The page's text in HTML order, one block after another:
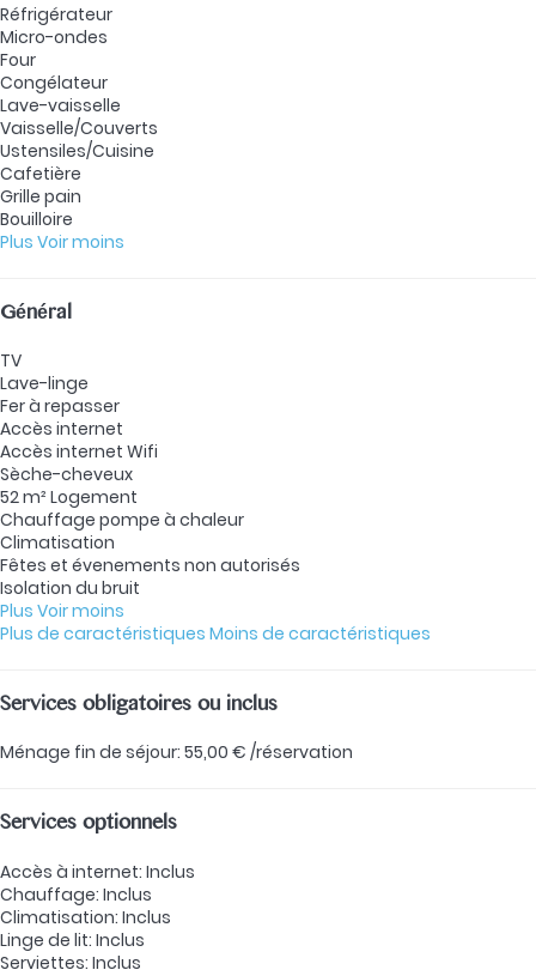
Réfrigérateur
Micro-ondes
Four
Congélateur
Lave-vaisselle
Vaisselle/Couverts
Ustensiles/Cuisine
Cafetière
Grille pain
Bouilloire
Plus Voir moins
Général
TV
Lave-linge
Fer à repasser
Accès internet
Accès internet Wifi
Sèche-cheveux
52 m² Logement
Chauffage pompe à chaleur
Climatisation
Fêtes et évenements non autorisés
Isolation du bruit
Plus Voir moins
Plus de caractéristiques Moins de caractéristiques
Services obligatoires ou inclus
Ménage fin de séjour: 55,00 € /réservation
Services optionnels
Accès à internet: Inclus
Chauffage: Inclus
Climatisation: Inclus
Linge de lit: Inclus
Serviettes: Inclus